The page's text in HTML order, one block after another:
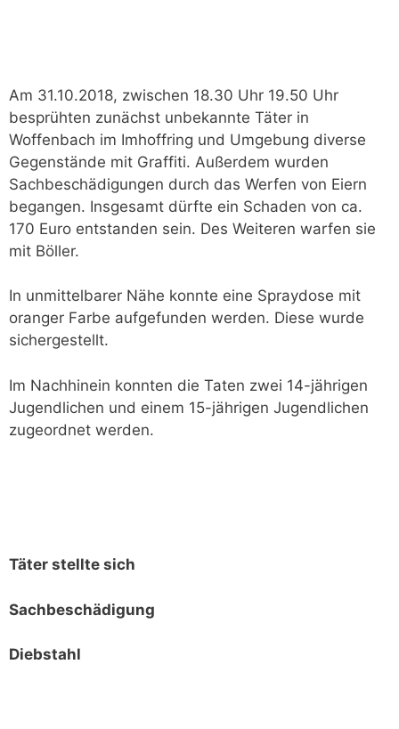
Am 31.10.2018, zwischen 18.30 Uhr 19.50 Uhr
besprühten zunächst unbekannte Täter in
Woffenbach im Imhoffring und Umgebung diverse
Gegenstände mit Graffiti. Außerdem wurden
Sachbeschädigungen durch das Werfen von Eiern
begangen. Insgesamt dürfte ein Schaden von ca.
170 Euro entstanden sein. Des Weiteren warfen sie
mit Böller.
In unmittelbarer Nähe konnte eine Spraydose mit
oranger Farbe aufgefunden werden. Diese wurde
sichergestellt.
Im Nachhinein konnten die Taten zwei 14-jährigen
Jugendlichen und einem 15-jährigen Jugendlichen
zugeordnet werden.
Täter stellte sich
Sachbeschädigung
Diebstahl